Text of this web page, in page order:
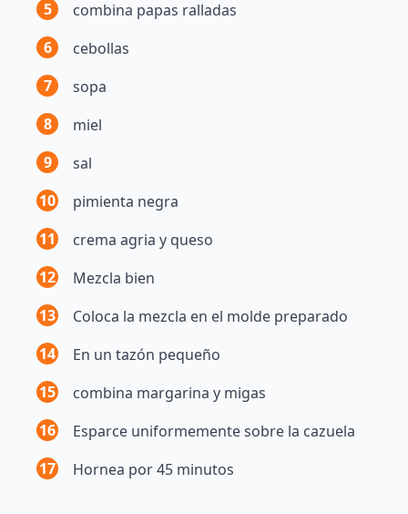
5
combina papas ralladas
6
cebollas
7
sopa
8
miel
9
sal
10
pimienta negra
11
crema agria y queso
12
Mezcla bien
13
Coloca la mezcla en el molde preparado
14
En un tazón pequeño
15
combina margarina y migas
16
Esparce uniformemente sobre la cazuela
17
Hornea por 45 minutos